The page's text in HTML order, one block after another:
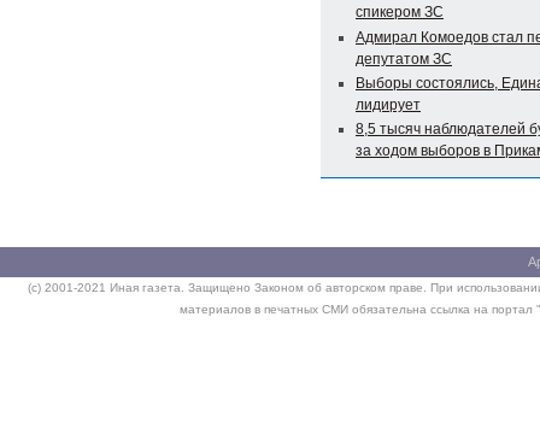
спикером ЗС
Адмирал Комоедов стал
депутатом ЗС
Выборы состоялись,
лидирует
8,5 тысяч наблюдателей
за ходом выборов в
(c) 2001-2021 Иная газета. Защищено Законом об авторском праве. При
материалов в печатных СМИ обязательна ссылка на